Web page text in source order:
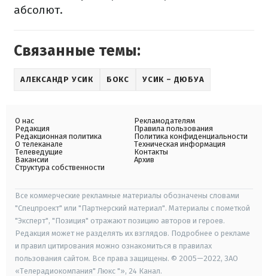
абсолют.
Связанные темы:
АЛЕКСАНДР УСИК БОКС УСИК – ДЮБУА
О нас
Редакция
Редакционная политика
О телеканале
Телеведущие
Вакансии
Структура собственности
Рекламодателям
Правила пользования
Политика конфиденциальности
Техническая информация
Контакты
Архив
Все коммерческие рекламные материалы обозначены словами
"Спецпроект" или "Партнерский материал". Материалы с пометкой
"Эксперт", "Позиция" отражают позицию авторов и героев.
Редакция может не разделять их взглядов. Подробнее о рекламе
и правил цитирования можно ознакомиться в правилах
пользования сайтом. Все права защищены. © 2005—2022, ЗАО
«Телерадиокомпания" Люкс "», 24 Канал.